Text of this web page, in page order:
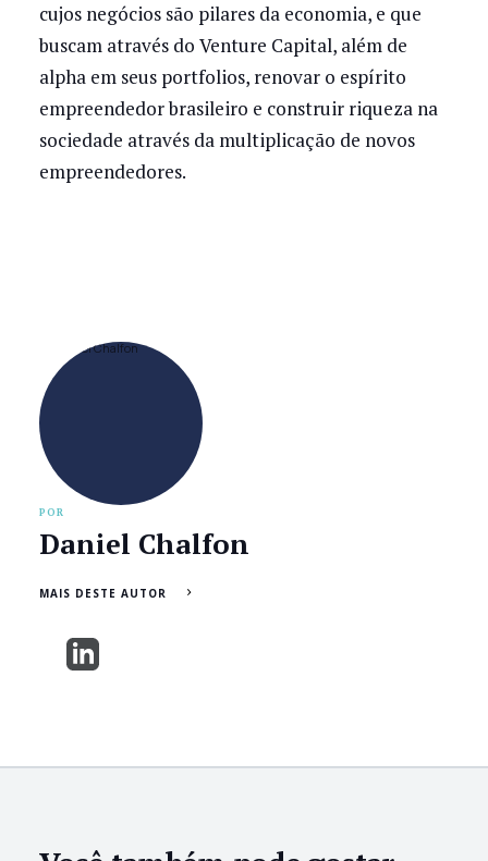
cujos negócios são pilares da economia, e que
buscam através do Venture Capital, além de
alpha em seus portfolios, renovar o espírito
empreendedor brasileiro e construir riqueza na
sociedade através da multiplicação de novos
empreendedores.
POR
Daniel Chalfon
MAIS DESTE AUTOR